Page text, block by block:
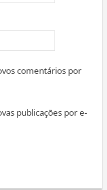
comentários por
publicações por e-